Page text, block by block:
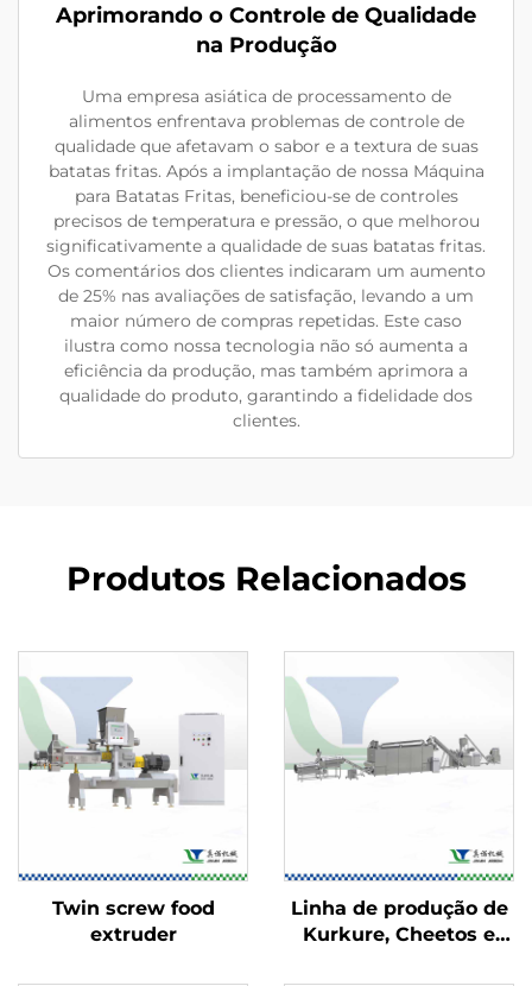
Aprimorando o Controle de Qualidade
na Produção
Uma empresa asiática de processamento de
alimentos enfrentava problemas de controle de
qualidade que afetavam o sabor e a textura de suas
batatas fritas. Após a implantação de nossa Máquina
para Batatas Fritas, beneficiou-se de controles
precisos de temperatura e pressão, o que melhorou
significativamente a qualidade de suas batatas fritas.
Os comentários dos clientes indicaram um aumento
de 25% nas avaliações de satisfação, levando a um
maior número de compras repetidas. Este caso
ilustra como nossa tecnologia não só aumenta a
eficiência da produção, mas também aprimora a
qualidade do produto, garantindo a fidelidade dos
clientes.
Produtos Relacionados
Twin screw food
extruder
Linha de produção de
Kurkure, Cheetos e